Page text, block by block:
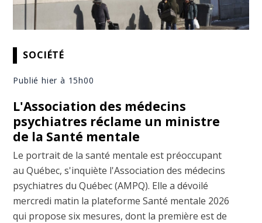
SOCIÉTÉ
Publié hier à 15h00
L'Association des médecins
psychiatres réclame un ministre
de la Santé mentale
Le portrait de la santé mentale est préoccupant
au Québec, s'inquiète l'Association des médecins
psychiatres du Québec (AMPQ). Elle a dévoilé
mercredi matin la plateforme Santé mentale 2026
qui propose six mesures, dont la première est de